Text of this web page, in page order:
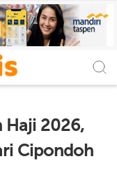
Haji 2026,
Cipondoh